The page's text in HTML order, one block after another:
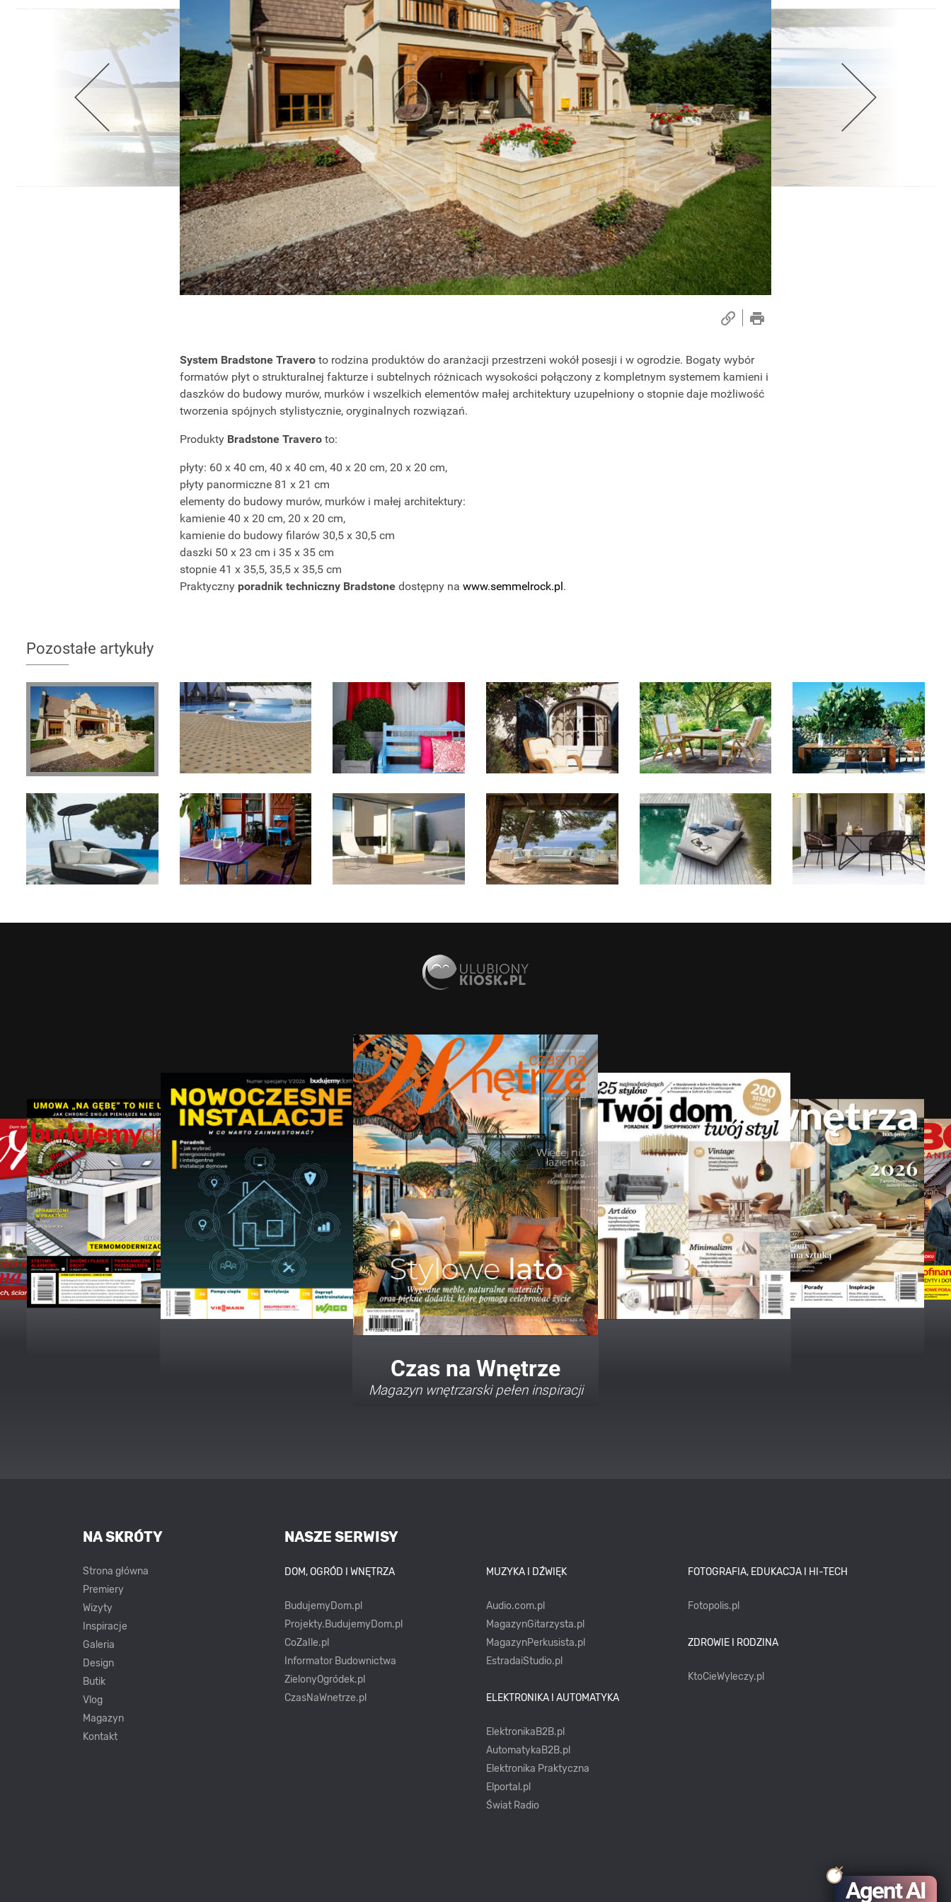
DIY
System Bradstone Traveroto rodzina produktów do aranżacji przestrzeni wokół posesji i w ogrodzie. Bogaty wybór
formatów płyt o strukturalnej fakturze i subtelnych różnicach wysokości połączony z kompletnym systemem kamieni i
daszków do budowy murów, murków i wszelkich elementów małej architektury uzupełniony o stopnie daje możliwość
tworzenia spójnych stylistycznie, oryginalnych rozwiązań.
Produkty Bradstone Traveroto:
płyty: 60 x 40 cm, 40 x 40 cm, 40 x 20 cm, 20 x 20 cm,
płyty panormiczne 81 x 21 cm
elementy do budowy murów, murków i małej architektury:
kamienie 40 x 20 cm, 20 x 20 cm,
kamienie do budowy filarów 30,5 x 30,5 cm
daszki 50 x 23 cm i 35 x 35 cm
stopnie 41 x 35,5, 35,5 x 35,5 cm
Praktyczny poradnik techniczny Bradstonedostępny na www.semmelrock.pl.
Pozostałe artykuły
Twój Dom Twój Styl
Porady i inspiracje w najmodniejszych
NASZE SERWISY
DOM, OGRÓD I WNĘTRZA
BudujemyDom.pl
Projekty.BudujemyDom.pl
CoZaIle.pl
Informator Budownictwa
ZielonyOgródek.pl
CzasNaWnetrze.pl
MUZYKA I DŹWIĘK
Audio.com.pl
MagazynGitarzysta.pl
MagazynPerkusista.pl
EstradaiStudio.pl
ELEKTRONIKA I AUTOMATYKA
ElektronikaB2B.pl
AutomatykaB2B.pl
Elektronika Praktyczna
Elportal.pl
Świat Radio
FOTOGRAFIA, EDUKACJA I HI-TECH
Fotopolis.pl
ZDROWIE I RODZINA
KtoCieWyleczy.pl
NA SKRÓTY
Strona główna
Premiery
Wizyty
Inspiracje
Galeria
Design
Butik
Vlog
Magazyn
Kontakt
Agent AI